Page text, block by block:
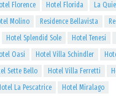
Florence Hotel Florida
La
Molino Residence Bellavista
Hotel Splendid Sole Hotel Tenesi
Oasi Hotel Villa Schindler
Sette Bello Hotel Villa Ferretti
La Pescatrice Hotel Miralago